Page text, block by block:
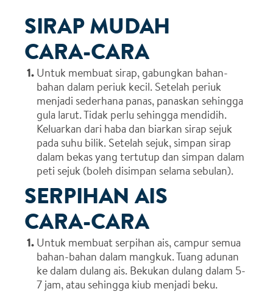
SIRAP MUDAH
CARA-CARA
Untuk membuat sirap, gabungkan bahan-
bahan dalam periuk kecil. Setelah periuk
menjadi sederhana panas, panaskan sehingga
gula larut. Tidak perlu sehingga mendidih.
Keluarkan dari haba dan biarkan sirap sejuk
pada suhu bilik. Setelah sejuk, simpan sirap
dalam bekas yang tertutup dan simpan dalam
peti sejuk (boleh disimpan selama sebulan).
SERPIHAN AIS
CARA-CARA
Untuk membuat serpihan ais, campur semua
bahan-bahan dalam mangkuk. Tuang adunan
ke dalam dulang ais. Bekukan dulang dalam 5-
7 jam, atau sehingga kiub menjadi beku.